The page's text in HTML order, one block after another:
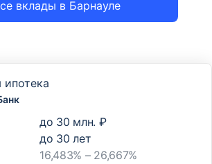
вклады в Барнауле
до 30 млн. ₽
до 30 лет
16,483% – 26,667%